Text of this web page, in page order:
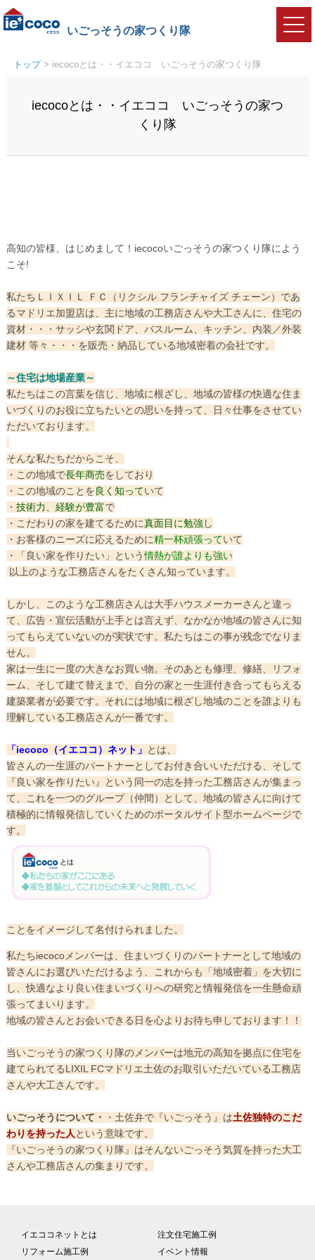
いごっそうの家つくり隊
トップ> iecocoとは・・イエココ いごっそうの家つくり隊
iecocoとは・・イエココ いごっそうの家つ
くり隊
高知の皆様、はじめまして！iecocoいごっそうの家つくり隊によう
こそ!
私たちＬＩＸＩＬ ＦＣ（リクシル フランチャイズ チェーン）であ
るマドリエ加盟店は、主に地域の工務店さんや大工さんに、住宅の
資材・・・サッシや玄関ドア、バスルーム、キッチン、内装／外装
建材 等々・・・を販売・納品している地域密着の会社です。
～住宅は地場産業～
私たちはこの言葉を信じ、地域に根ざし、地域の皆様の快適な住ま
いづくりのお役に立ちたいとの思いを持って、日々仕事をさせてい
ただいております。
そんな私たちだからこそ、
・この地域で長年商売をしており
・この地域のことを良く知っていて
・ 技術力、経験が豊富で
・こだわりの家を建てるために真面目に勉強 し
・お客様のニーズに応えるために精一杯頑張っていて
・「良い家を作りたい」という情熱が誰よりも強い
以上のような工務店さんをたくさん知っています。
しかし、このような工務店さんは大手ハウスメーカーさんと違っ
て、広告・宣伝活動が上手とは言えず、なかなか地域の皆さんに知
ってもらえていないのが実状です。私たちはこの事が残念でなりま
せん。
家は一生に一度の大きなお買い物。そのあとも修理、修繕、リフォ
ーム、そして建て替えまで、自分の家と一生涯付き合ってもらえる
建築業者が必要です。それには地域に根ざし地域のことを誰よりも
理解している工務店さんが一番です。
「iecoco （イエココ）ネット」 とは、
皆さんの一生涯のパートナーとしてお付き合いいただける、そして
『良い家を作りたい』という同一の志を持った工務店さんが集まっ
て、これを一つのグループ（仲間）として、地域の皆さんに向けて
積極的に情報発信していくためのポータルサイト型ホームページで
す。
ことをイメージして名付けられました。
私たちiecocoメンバーは、住まいづくりのパートナーとして地域の
皆さんにお選びいただけるよう、これからも「地域密着」を大切に
し、快適なより良い住まいづくりへの研究と情報発信を一生懸命頑
張ってまいります。
地域の皆さんとお会いできる日を心よりお待ち申しております！！
当いごっそうの家つくり隊のメンバーは地元の高知を拠点に住宅を
建てられてるLIXIL FCマドリエ土佐のお取引いただいている工務店
さんや大工さんです。
いごっそうについて・ ・土佐弁で『いごっそう』は土佐独特のこだ
わりを持った人 という意味です。
『いごっそうの家つくり隊』はそんないごっそう気質を持った大工
さんや工務店さんの集まりです。
イエココネットとは
注文住宅施工例
リフォーム施工例
イベント情報